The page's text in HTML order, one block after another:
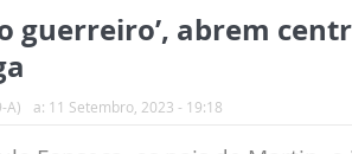
guerreiro’, abrem
A) a: 11 Setembro, 2023 - 19:18